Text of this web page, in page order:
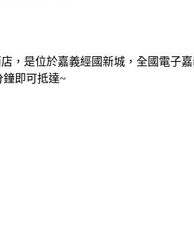
，是位於嘉義經國新城，全國電子
鐘即可抵達~